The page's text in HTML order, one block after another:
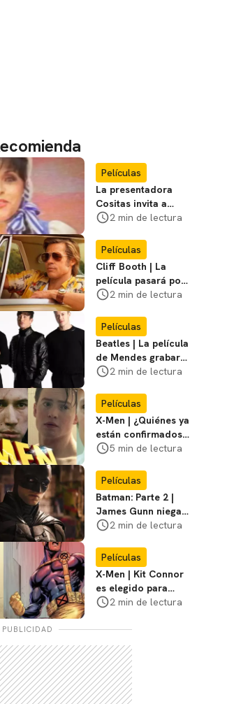
Películas
La presentadora
Cositas invita a
visitar el
Miasma
2 min de lectura
Películas
Cliff Booth | La
película pasará por
nuevas filmaciones
2 min de lectura
Películas
Beatles | La película
de Mendes grabará
escenas en la
2 min de lectura
Películas
X-Men | ¿Quiénes ya
están confirmados
en la película de
favoritos
5 min de lectura
Películas
Batman: Parte 2 |
James Gunn niega
que se filme la parte
2 min de lectura
Películas
X-Men | Kit Connor
es elegido para
interpretar a
película
2 min de lectura
PUBLICIDAD